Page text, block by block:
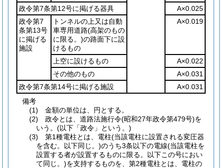
政令第7条第12号に掲げる器具
A×0.025
政令第7
条第13号
に掲げる
施設
トンネルの上又は自動
車専用道路(高架のもの
に限る。)の路面下に設
けるもの
A×0.019
上空に設けるもの
A×0.022
その他のもの
A×0.031
政令第7条第14号に掲げる施設
A×0.031
備考
(1) 金額の単位は、円とする。
(2) 政令とは、道路法施行令(昭和27年政令第479号)を
いう。(以下「政令」という。)
(3) 第1種電柱とは、電柱(当該電柱に設置される変圧器
を含む。以下同じ。)のうち3条以下の電線(当該電柱を
設置する者が設置するものに限る。以下この号におい
て同じ。)を支持するものを、第2種電柱とは、電柱の